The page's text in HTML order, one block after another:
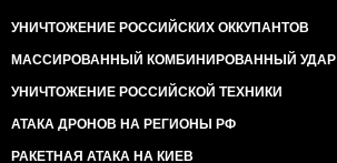
УНИЧТОЖЕНИЕ РОССИЙСКИХ ОККУПАНТОВ
МАССИРОВАННЫЙ КОМБИНИРОВАННЫЙ УДАР
УНИЧТОЖЕНИЕ РОССИЙСКОЙ ТЕХНИКИ
АТАКА ДРОНОВ НА РЕГИОНЫ РФ
РАКЕТНАЯ АТАКА НА КИЕВ